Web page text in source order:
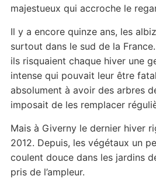
majestueux qui accroche le
Il y a encore quinze ans, les
surtout dans le sud de la
ils risquaient chaque hiver une
intense qui pouvait leur être
absolument à avoir des arbres
imposait de les remplacer
Mais à Giverny le dernier hiver
2012. Depuis, les végétaux un
coulent douce dans les jardins
pris de l’ampleur.